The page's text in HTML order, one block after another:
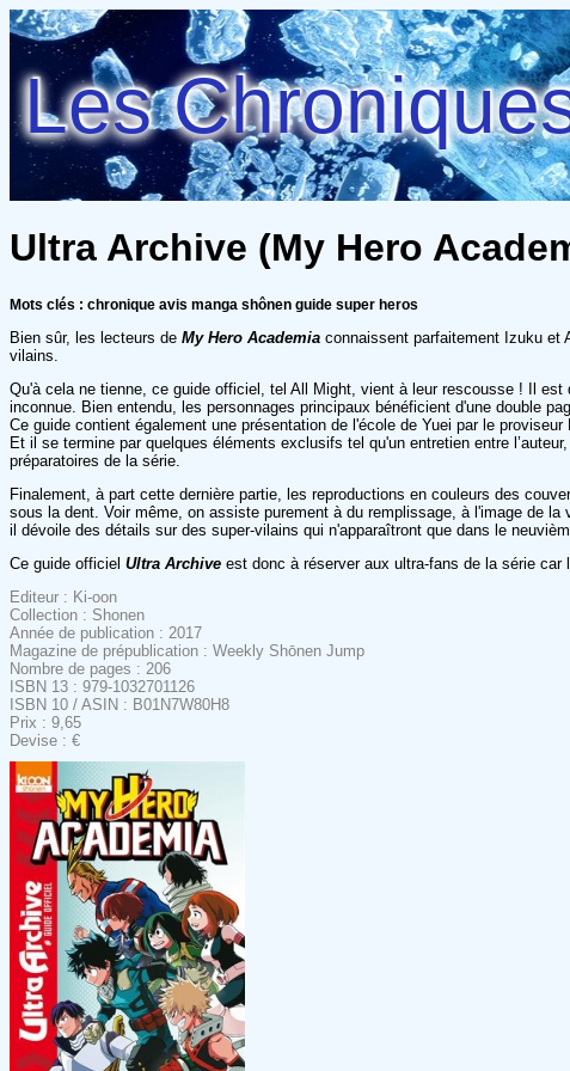
Les
Ultra Archive (My Hero
Mots clés : chronique avis manga shônen guide super heros
Bien sûr, les lecteurs de My Hero Academia connaissent parfaitement Izuku et
vilains.
Qu'à cela ne tienne, ce guide officiel, tel All Might, vient à leur rescousse ! Il
inconnue. Bien entendu, les personnages principaux bénéficient d'une double
Ce guide contient également une présentation de l'école de Yuei par le proviseur
Et il se termine par quelques éléments exclusifs tel qu'un entretien entre l’auteur,
préparatoires de la série.
Finalement, à part cette dernière partie, les reproductions en couleurs des
sous la dent. Voir même, on assiste purement à du remplissage, à l'image de
il dévoile des détails sur des super-vilains qui n'apparaîtront que dans le
Ce guide officiel Ultra Archive est donc à réserver aux ultra-fans de la série
Editeur : Ki-oon
Collection : Shonen
Année de publication : 2017
Magazine de prépublication : Weekly Shōnen Jump
Nombre de pages : 206
ISBN 13 : 979-1032701126
ISBN 10 / ASIN : B01N7W80H8
Prix : 9,65
Devise : €